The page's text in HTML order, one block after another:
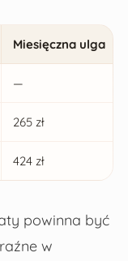
Miesięczna ulga
—
265 zł
424 zł
powinna być
w